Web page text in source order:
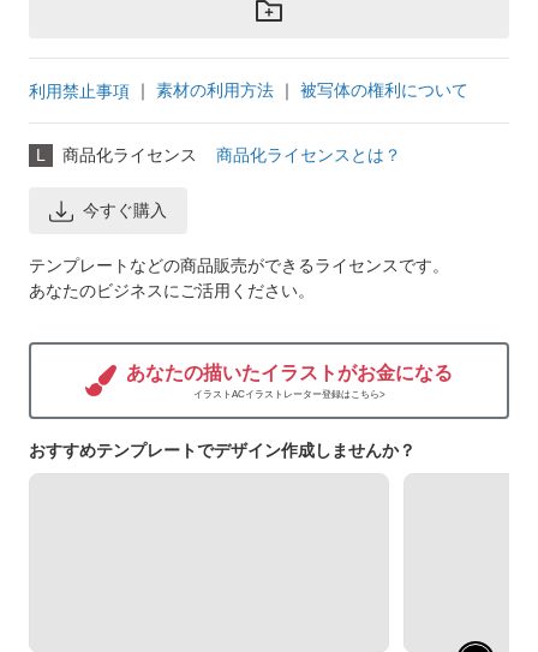
利用禁止事項 ｜ 素材の利用方法 ｜ 被写体の権利について
L 商品化ライセンス 商品化ライセンスとは？
今すぐ購入
テンプレートなどの商品販売ができるライセンスです。
あなたのビジネスにご活用ください。
あなたの描いたイラストがお金になる
イラストACイラストレーター登録はこちら>
おすすめテンプレートでデザイン作成しませんか？